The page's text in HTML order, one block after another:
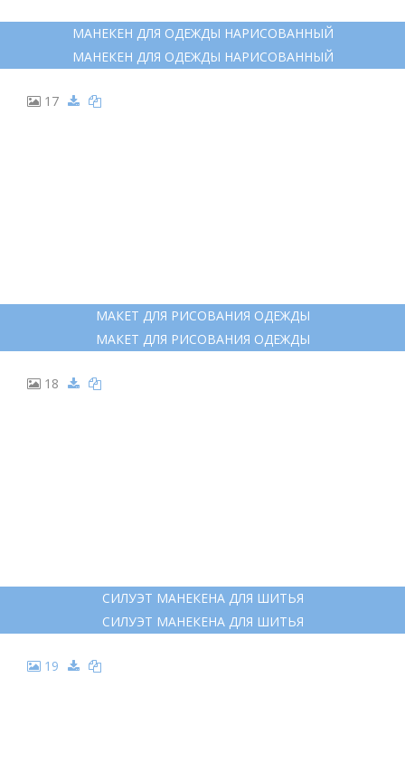
МАНЕКЕН ДЛЯ ОДЕЖДЫ НАРИСОВАННЫЙ
МАНЕКЕН ДЛЯ ОДЕЖДЫ НАРИСОВАННЫЙ
17
МАКЕТ ДЛЯ РИСОВАНИЯ ОДЕЖДЫ
МАКЕТ ДЛЯ РИСОВАНИЯ ОДЕЖДЫ
18
СИЛУЭТ МАНЕКЕНА ДЛЯ ШИТЬЯ
СИЛУЭТ МАНЕКЕНА ДЛЯ ШИТЬЯ
19